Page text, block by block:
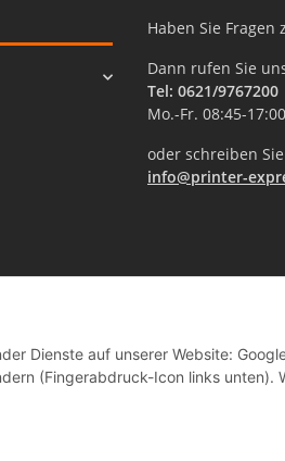
Haben Sie Fragen
Dann rufen Sie
Tel: 0621/9767200
Mo.-Fr. 08:45-
oder schreiben
info@printer-
Dienste auf unserer Website:
(Fingerabdruck-Icon links unten).